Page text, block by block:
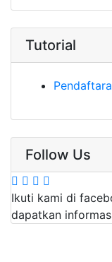
Tutorial
Follow Us
Ikuti kami di
dapatkan